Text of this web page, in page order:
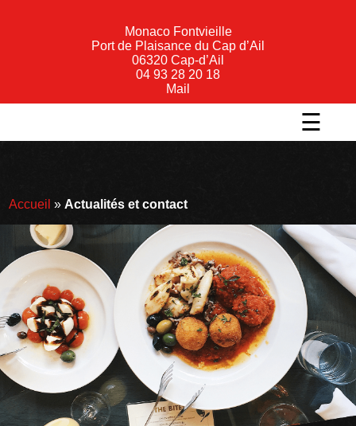
Monaco Fontvieille
Port de Plaisance du Cap d’Ail
06320 Cap-d’Ail
04 93 28 20 18
Mail
☰
Accueil »Actualités et contact